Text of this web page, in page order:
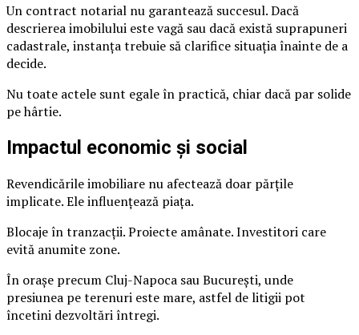
Un contract notarial nu garantează succesul. Dacă
descrierea imobilului este vagă sau dacă există suprapuneri
cadastrale, instanța trebuie să clarifice situația înainte de a
decide.
Nu toate actele sunt egale în practică, chiar dacă par solide
pe hârtie.
Impactul economic și social
Revendicările imobiliare nu afectează doar părțile
implicate. Ele influențează piața.
Blocaje în tranzacții. Proiecte amânate. Investitori care
evită anumite zone.
În orașe precum Cluj-Napoca sau București, unde
presiunea pe terenuri este mare, astfel de litigii pot
încetini dezvoltări întregi.